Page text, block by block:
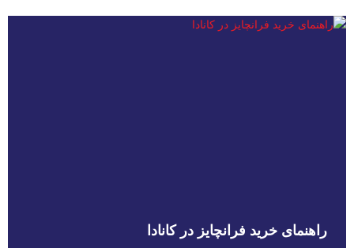
راهنمای خرید فرانچایز در کانادا